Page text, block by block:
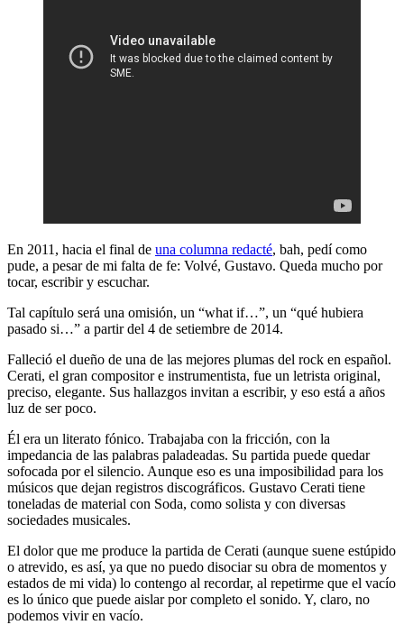
En 2011, hacia el final de una columna redacté, bah, pedí como
pude, a pesar de mi falta de fe: Volvé, Gustavo. Queda mucho por
tocar, escribir y escuchar.
Tal capítulo será una omisión, un “what if…”, un “qué hubiera
pasado si…” a partir del 4 de setiembre de 2014.
Falleció el dueño de una de las mejores plumas del rock en español.
Cerati, el gran compositor e instrumentista, fue un letrista original,
preciso, elegante. Sus hallazgos invitan a escribir, y eso está a años
luz de ser poco.
Él era un literato fónico. Trabajaba con la fricción, con la
impedancia de las palabras paladeadas. Su partida puede quedar
sofocada por el silencio. Aunque eso es una imposibilidad para los
músicos que dejan registros discográficos. Gustavo Cerati tiene
toneladas de material con Soda, como solista y con diversas
sociedades musicales.
El dolor que me produce la partida de Cerati (aunque suene estúpido
o atrevido, es así, ya que no puedo disociar su obra de momentos y
estados de mi vida) lo contengo al recordar, al repetirme que el vacío
es lo único que puede aislar por completo el sonido. Y, claro, no
podemos vivir en vacío.